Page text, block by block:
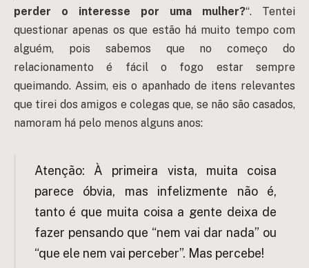
perder o interesse por uma mulher?“. Tentei
questionar apenas os que estão há muito tempo com
alguém, pois sabemos que no começo do
relacionamento é fácil o fogo estar sempre
queimando. Assim, eis o apanhado de itens relevantes
que tirei dos amigos e colegas que, se não são casados,
namoram há pelo menos alguns anos:
Atenção: À primeira vista, muita coisa
parece óbvia, mas infelizmente não é,
tanto é que muita coisa a gente deixa de
fazer pensando que “nem vai dar nada” ou
“que ele nem vai perceber”. Mas percebe!